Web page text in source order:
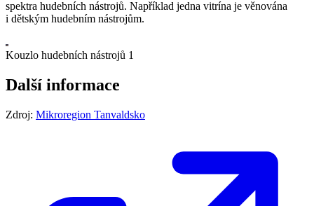
spektra hudebních nástrojů. Například jedna vitrína je věnována
i dětským hudebním nástrojům.
Kouzlo hudebních nástrojů 1
Další informace
Zdroj: Mikroregion Tanvaldsko